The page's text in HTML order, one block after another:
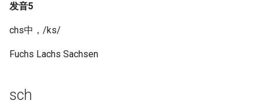
发音5
chs中，/ks/
Fuchs Lachs Sachsen
sch